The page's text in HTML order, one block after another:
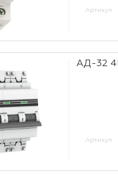
Артикул
АД-32
Артикул